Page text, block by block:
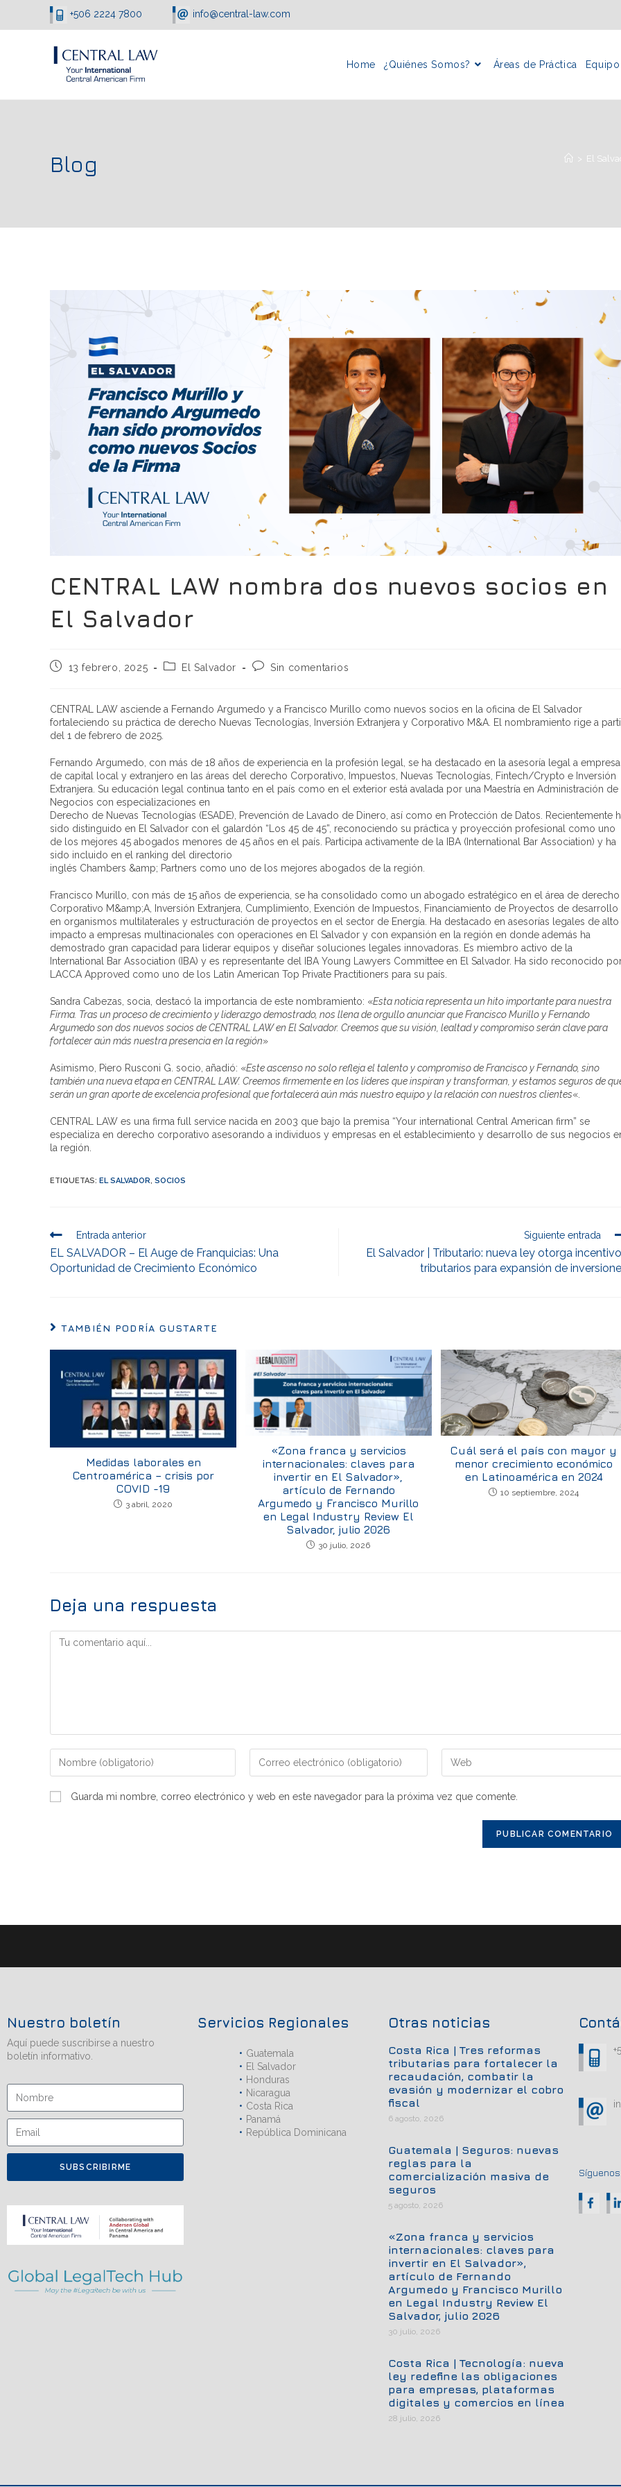
+506 2224 7800 info@central-law.com
Home ¿Quiénes Somos? Áreas de Práctica Equipo
Blog > El
CENTRAL LAW nombra dos nuevos socios en
El Salvador
13 febrero, 2025 El Salvador Sin comentarios
CENTRAL LAW asciende a Fernando Argumedo y a Francisco Murillo como nuevos socios en la oficina de El Salvador
fortaleciendo su práctica de derecho Nuevas Tecnologías, Inversión Extranjera y Corporativo M&A. El nombramiento rige a
del 1 de febrero de 2025.
Fernando Argumedo, con más de 18 años de experiencia en la profesión legal, se ha destacado en la asesoría legal a
de capital local y extranjero en las áreas del derecho Corporativo, Impuestos, Nuevas Tecnologías, Fintech/Crypto e Inversión
Extranjera. Su educación legal continua tanto en el país como en el exterior está avalada por una Maestría en Administración de
Negocios con especializaciones en
Derecho de Nuevas Tecnologías (ESADE), Prevención de Lavado de Dinero, así como en Protección de Datos. Recientemente
sido distinguido en El Salvador con el galardón “Los 45 de 45”, reconociendo su práctica y proyección profesional como uno
de los mejores 45 abogados menores de 45 años en el país. Participa activamente de la IBA (International Bar Association) y ha
sido incluido en el ranking del directorio
inglés Chambers &amp; Partners como uno de los mejores abogados de la región.
Francisco Murillo, con más de 15 años de experiencia, se ha consolidado como un abogado estratégico en el área de derecho
Corporativo M&amp;A, Inversión Extranjera, Cumplimiento, Exención de Impuestos, Financiamiento de Proyectos de desarrollo
en organismos multilaterales y estructuración de proyectos en el sector de Energía. Ha destacado en asesorías legales de alto
impacto a empresas multinacionales con operaciones en El Salvador y con expansión en la región en donde además ha
demostrado gran capacidad para liderar equipos y diseñar soluciones legales innovadoras. Es miembro activo de la
International Bar Association (IBA) y es representante del IBA Young Lawyers Committee en El Salvador. Ha sido reconocido
LACCA Approved como uno de los Latin American Top Private Practitioners para su país.
Sandra Cabezas, socia, destacó la importancia de este nombramiento: «Esta noticia representa un hito importante para nuestra
Firma. Tras un proceso de crecimiento y liderazgo demostrado, nos llena de orgullo anunciar que Francisco Murillo y Fernando
Argumedo son dos nuevos socios de CENTRAL LAW en El Salvador. Creemos que su visión, lealtad y compromiso serán clave para
fortalecer aún más nuestra presencia en la región»
Asimismo, Piero Rusconi G. socio, añadió: «Este ascenso no solo refleja el talento y compromiso de Francisco y Fernando, sino
también una nueva etapa en CENTRAL LAW. Creemos firmemente en los lideres que inspiran y transforman, y estamos seguros de
serán un gran aporte de excelencia profesional que fortalecerá aún más nuestro equipo y la relación con nuestros clientes«.
CENTRAL LAW es una firma full service nacida en 2003 que bajo la premisa “Your international Central American firm” se
especializa en derecho corporativo asesorando a individuos y empresas en el establecimiento y desarrollo de sus negocios
la región.
ETIQUETAS: EL SALVADOR, SOCIOS
Entrada anterior
EL SALVADOR – El Auge de Franquicias: Una
Oportunidad de Crecimiento Económico
Siguiente entrada
El Salvador | Tributario: nueva ley otorga
tributarios para expansión de
TAMBIÉN PODRÍA GUSTARTE
Medidas laborales en
Centroamérica – crisis por
COVID -19
3 abril, 2020
«Zona franca y servicios
internacionales: claves para
invertir en El Salvador»,
artículo de Fernando
Argumedo y Francisco Murillo
en Legal Industry Review El
Salvador, julio 2026
30 julio, 2026
Cuál será el país con mayor y
menor crecimiento económico
en Latinoamérica en 2024
10 septiembre, 2024
Deja una respuesta
Guarda mi nombre, correo electrónico y web en este navegador para la próxima vez que comente.
Nuestro boletín
Aquí puede suscribirse a nuestro
boletín informativo.
SUBSCRIBIRME
Servicios Regionales
Guatemala
El Salvador
Honduras
Nicaragua
Costa Rica
Panamá
República Dominicana
Otras noticias
Costa Rica | Tres reformas
tributarias para fortalecer la
recaudación, combatir la
evasión y modernizar el cobro
fiscal
6 agosto, 2026
Guatemala | Seguros: nuevas
reglas para la
comercialización masiva de
seguros
5 agosto, 2026
«Zona franca y servicios
internacionales: claves para
invertir en El Salvador»,
artículo de Fernando
Argumedo y Francisco Murillo
en Legal Industry Review El
Salvador, julio 2026
30 julio, 2026
Costa Rica | Tecnología: nueva
ley redefine las obligaciones
para empresas, plataformas
digitales y comercios en línea
28 julio, 2026